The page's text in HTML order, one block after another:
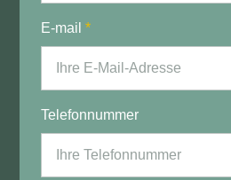
E-mail *
Telefonnummer